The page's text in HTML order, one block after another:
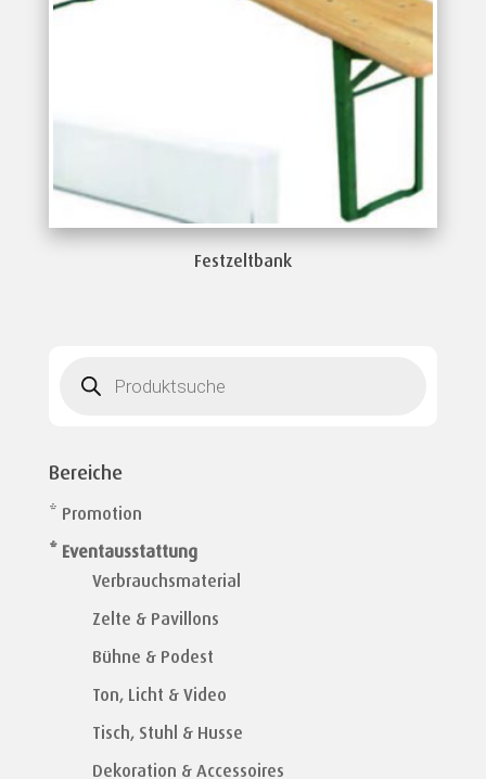
Festzeltbank
search
Bereiche
* Promotion
* Eventausstattung
Verbrauchsmaterial
Zelte & Pavillons
Bühne & Podest
Ton, Licht & Video
Tisch, Stuhl & Husse
Dekoration & Accessoires